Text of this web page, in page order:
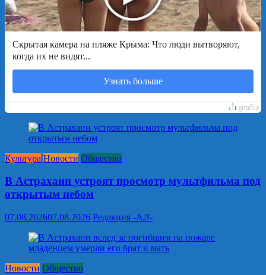
Скрытая камера на пляже Крыма: Что люди вытворяют,
когда их не видят...
Узнать больше
Культура Новости Общество
В Астрахани устроят просмотр мультфильма под
открытым небом
07.08.202607.08.2026 Редакция -АЛ-
Новости Общество